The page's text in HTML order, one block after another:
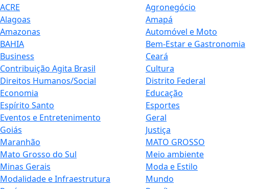
ACRE
Agronegócio
Alagoas
Amapá
Amazonas
Automóvel e Moto
BAHIA
Bem-Estar e Gastronomia
Business
Ceará
Contribuição Agita Brasil
Cultura
Direitos Humanos/Social
Distrito Federal
Economia
Educação
Espírito Santo
Esportes
Eventos e Entretenimento
Geral
Goiás
Justiça
Maranhão
MATO GROSSO
Mato Grosso do Sul
Meio ambiente
Minas Gerais
Moda e Estilo
Modalidade e Infraestrutura
Mundo